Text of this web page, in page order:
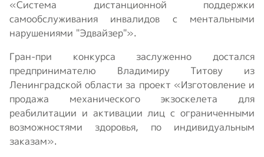
«Система дистанционной поддержки
самообслуживания инвалидов с ментальными
нарушениями "Эдвайзер"».
Гран-при конкурса заслуженно достался
предпринимателю Владимиру Титову из
Ленинградской области за проект «Изготовление и
продажа механического экзоскелета для
реабилитации и активации лиц с ограниченными
возможностями здоровья, по индивидуальным
заказам».